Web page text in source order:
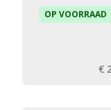
OP VOORRAAD
€